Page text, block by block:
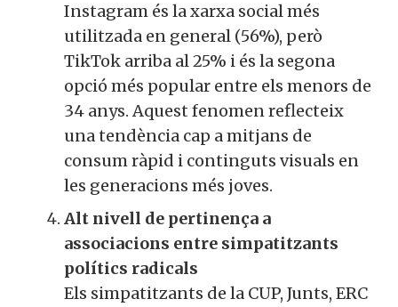
Instagram és la xarxa social més
utilitzada en general (56%), però
TikTok arriba al 25% i és la segona
opció més popular entre els menors de
34 anys. Aquest fenomen reflecteix
una tendència cap a mitjans de
consum ràpid i continguts visuals en
les generacions més joves.
Alt nivell de pertinença a
associacions entre simpatitzants
polítics radicals
Els simpatitzants de la CUP, Junts, ERC